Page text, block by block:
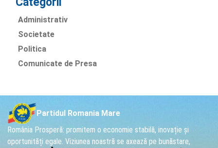
Administrativ
Societate
Politica
Comunicate de Presa
Partidul Romania Mare
România Prosperă: promitem o economie stabilă, inovație și
oportunități egale. Viziunea noastră se axează pe bunăstare,